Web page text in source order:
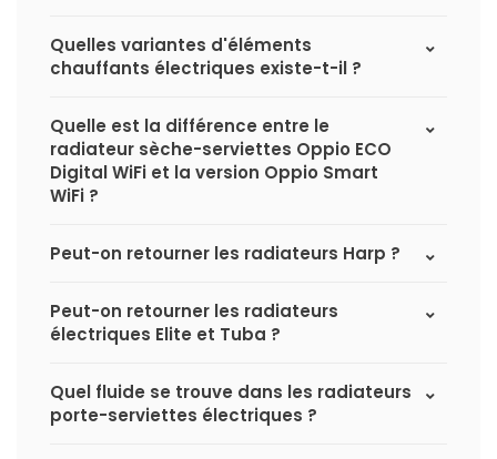
Quelles variantes d'éléments
chauffants électriques existe-t-il ?
Quelle est la différence entre le
radiateur sèche-serviettes Oppio ECO
Digital WiFi et la version Oppio Smart
WiFi ?
Peut-on retourner les radiateurs Harp ?
Peut-on retourner les radiateurs
électriques Elite et Tuba ?
Quel fluide se trouve dans les radiateurs
porte-serviettes électriques ?